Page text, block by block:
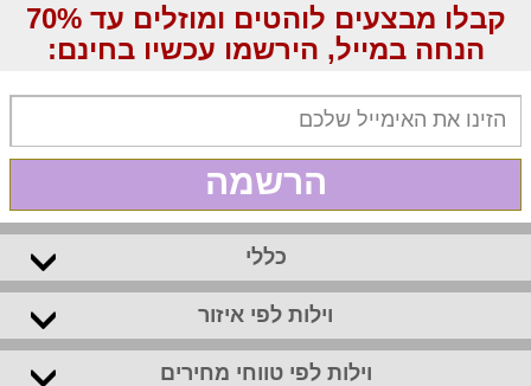
קבלו מבצעים לוהטים ומוזלים עד 70%
הנחה במייל, הירשמו עכשיו בחינם:
הרשמה
כללי
וילות לפי איזור
וילות לפי טווחי מחירים